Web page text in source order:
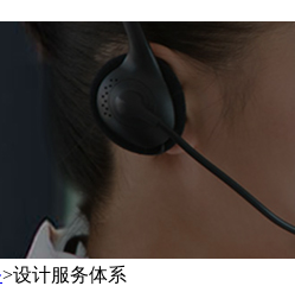
>设计服务体系